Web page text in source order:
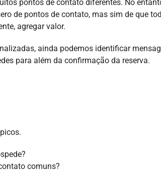
pontos de contato diferentes. No
de pontos de contato, mas sim de que
agregar valor.
ainda podemos identificar
para além da confirmação da reserva.
comuns?